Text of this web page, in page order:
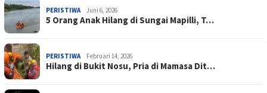
PERISTIWA Juni 6, 2026
5 Orang Anak Hilang di Sungai Mapilli, T…
PERISTIWA Februari 14, 2026
Hilang di Bukit Nosu, Pria di Mamasa Dit…